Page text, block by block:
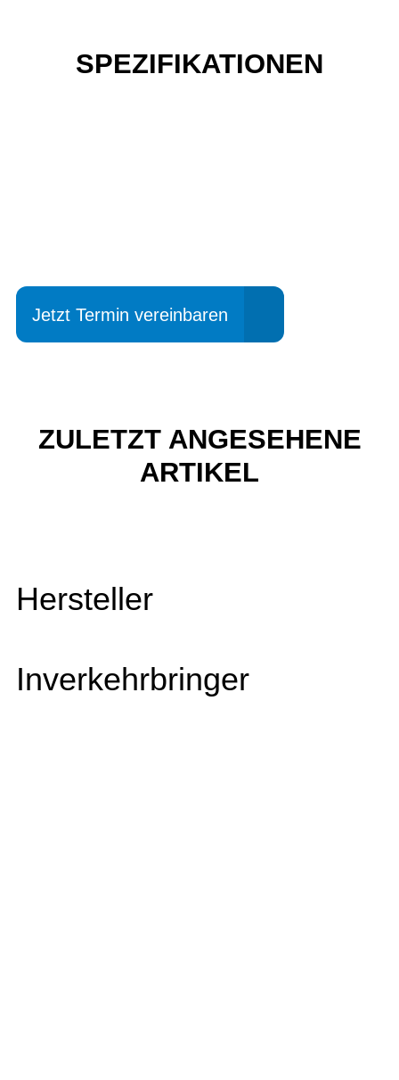
SPEZIFIKATIONEN
Jetzt Termin vereinbaren
ZULETZT ANGESEHENE
ARTIKEL
Hersteller
Inverkehrbringer